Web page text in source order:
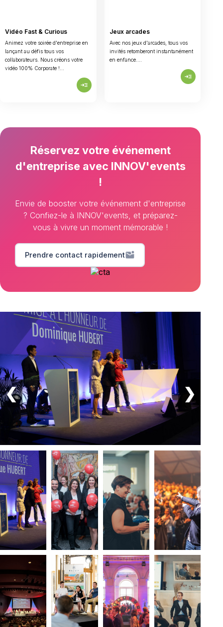
Vidéo Fast & Curious
Animez votre soirée d'entreprise en
lançant au défis tous vos
collaborateurs. Nous créons votre
vidéo 100% Corporate !...
read_more
Jeux arcades
Avec nos jeux d'arcades, tous vos
invités retomberont instantanément
en enfance....
read_more
Réservez votre événement
d'entreprise avec INNOV'events
!
Envie de booster votre événement d'entreprise
? Confiez-le à INNOV'events, et préparez-
vous à vivre un moment mémorable !
Prendre contact rapidementmark_email_unread
❮ ❯